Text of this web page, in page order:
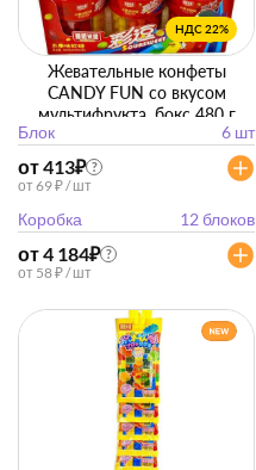
НДС 22%
Жевательные конфеты
CANDY FUN со вкусом
мультифрукта, бокс 480 г
Блок 6 шт
от 413₽ ?
от 69 ₽ / шт
Коробка 12 блоков
от 4 184₽ ?
от 58 ₽ / шт